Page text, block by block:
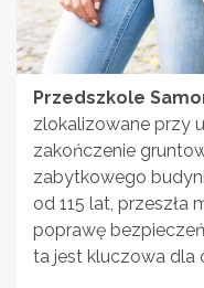
Przedszkole
zlokalizowane przy
zakończenie
zabytkowego
od 115 lat, przeszła
poprawę
ta jest kluczowa dla